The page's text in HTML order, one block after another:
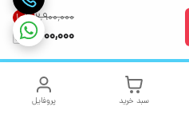
۲٬۹۰۰٬۰۰۰ 10%
2,600,000
پروفایل سبد خرید